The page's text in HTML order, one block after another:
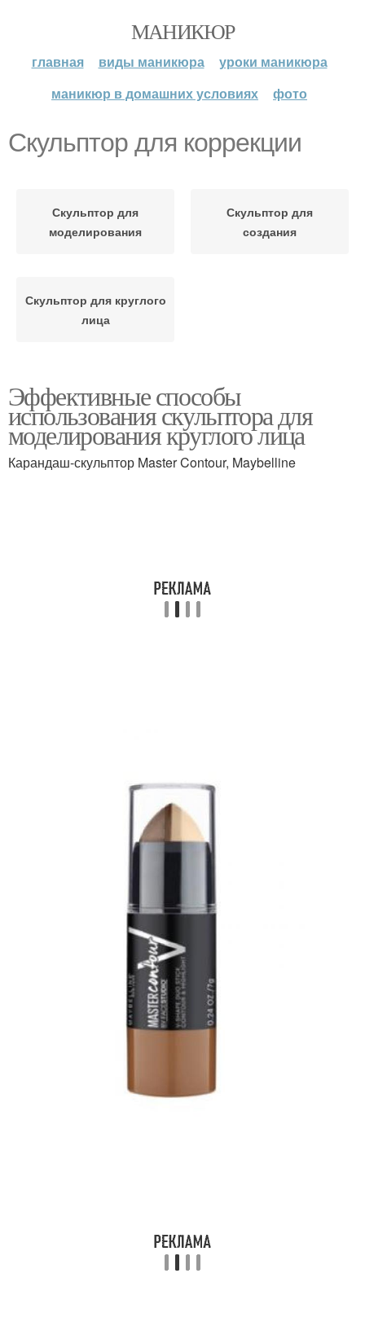
МАНИКЮР
главная виды маникюра
уроки маникюра
маникюр в домашних условиях
фото
Скульптор для коррекции
Скульптор для
моделирования
Скульптор для
создания
Скульптор для круглого
лица
Эффективные способы
использования скульптора для
моделирования круглого лица
Карандаш-скульптор Master Contour, Maybelline